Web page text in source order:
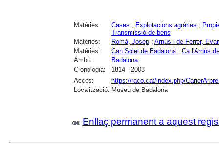
Matèries: Cases ; Explotacions agràries ;
Transmissió de béns
Matèries:
Romà, Josep; Arnús i de Ferrer,
Matèries:
Can Solei de Badalona; Ca l'Arnús
Àmbit:
Badalona
Cronologia:
1814 - 2003
Accés:
https://raco.cat/index.php/
Localització: Museu de Badalona
Enllaç permanent a aquest